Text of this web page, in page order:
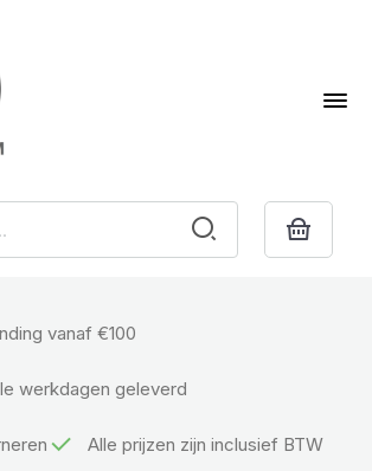
vanaf €100
werkdagen geleverd
Alle prijzen zijn inclusief BTW